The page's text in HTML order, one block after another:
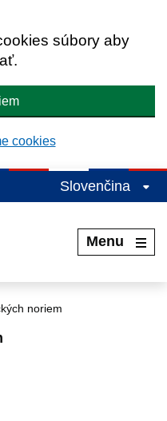
súbory aby
cookies
Slovenčina
Menu
noriem